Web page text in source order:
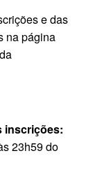
e das
na página
inscrições:
23h59 do